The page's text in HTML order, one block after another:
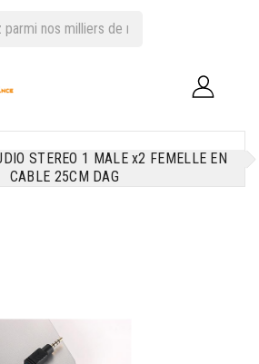
STEREO 1 MALE x2 FEMELLE EN
CABLE 25CM DAG